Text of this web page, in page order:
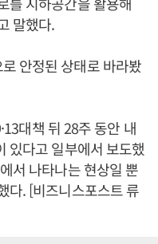
말했다.
안정된 상태로 바라봤
대책 뒤 28주 동안 내
있다고 일부에서 보도했
서 나타나는 현상일 뿐
다. [비즈니스포스트 류